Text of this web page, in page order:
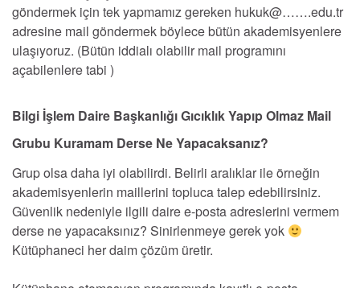
göndermek için tek yapmamız gereken hukuk@…….edu.tr
adresine mail göndermek böylece bütün akademisyenlere
ulaşıyoruz. (Bütün iddialı olabilir mail programını
açabilenlere tabi )
Bilgi İşlem Daire Başkanlığı Gıcıklık Yapıp Olmaz Mail
Grubu Kuramam Derse Ne Yapacaksanız?
Grup olsa daha iyi olabilirdi. Belirli aralıklar ile örneğin
akademisyenlerin maillerini topluca talep edebilirsiniz.
Güvenlik nedeniyle ilgili daire e-posta adreslerini vermem
derse ne yapacaksınız? Sinirlenmeye gerek yok
Kütüphaneci her daim çözüm üretir.